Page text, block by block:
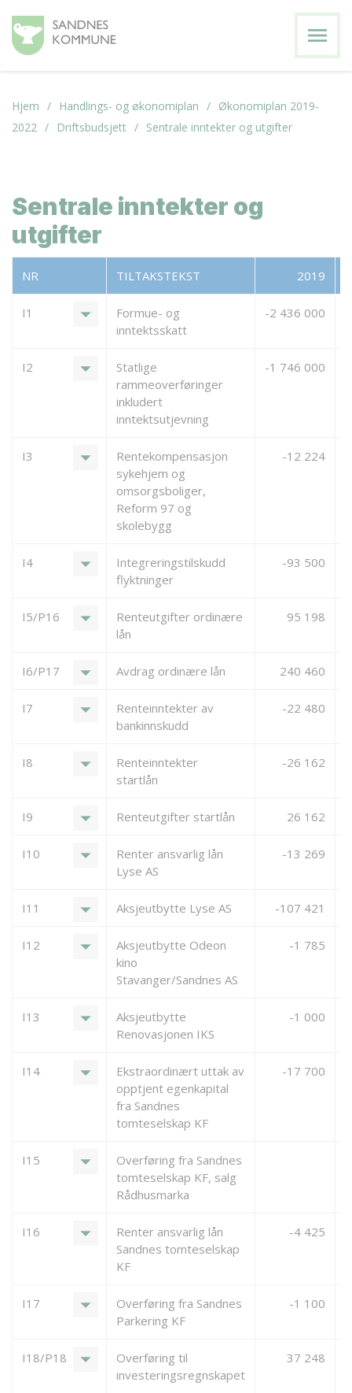
menu
Hjem Handlings- og økonomiplan
Økonomiplan 2019-
2022
Driftsbudsjett Sentrale inntekter og utgifter
Sentrale inntekter og
utgifter
NR TILTAKSTEKST 2019
I1 arrow_drop_down
Formue- og
inntektsskatt
-2 436 000
I2 arrow_drop_down
Statlige
rammeoverføringer
inkludert
inntektsutjevning
-1 746 000
I3 arrow_drop_down
Rentekompensasjon
sykehjem og
omsorgsboliger,
Reform 97 og
skolebygg
-12 224
I4 arrow_drop_down
Integreringstilskudd
flyktninger
-93 500
I5/P16 arrow_drop_down
Renteutgifter ordinære
lån
95 198
I6/P17 arrow_drop_down Avdrag ordinære lån 240 460
I7 arrow_drop_down
Renteinntekter av
bankinnskudd
-22 480
I8 arrow_drop_down
Renteinntekter
startlån
-26 162
I9 arrow_drop_down Renteutgifter startlån 26 162
I10 arrow_drop_down
Renter ansvarlig lån
Lyse AS
-13 269
I11 arrow_drop_down Aksjeutbytte Lyse AS -107 421
I12 arrow_drop_down
Aksjeutbytte Odeon
kino
Stavanger/Sandnes AS
-1 785
I13 arrow_drop_down
Aksjeutbytte
Renovasjonen IKS
-1 000
I14 arrow_drop_down
Ekstraordinært uttak av
opptjent egenkapital
fra Sandnes
tomteselskap KF
-17 700
I15 arrow_drop_down
Overføring fra Sandnes
tomteselskap KF, salg
Rådhusmarka
I16 arrow_drop_down
Renter ansvarlig lån
Sandnes tomteselskap
KF
-4 425
I17 arrow_drop_down
Overføring fra Sandnes
Parkering KF
-1 100
I18/P18 arrow_drop_down
Overføring til
investeringsregnskapet
37 248